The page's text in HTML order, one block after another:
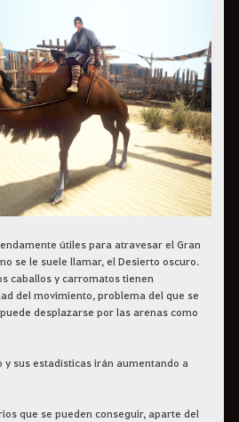
útiles para atravesar el Gran
se le suele llamar, el Desierto oscuro.
caballos y carromatos tienen
del movimiento, problema del que se
desplazarse por las arenas como
sus estadísticas irán aumentando a
que se pueden conseguir, aparte del